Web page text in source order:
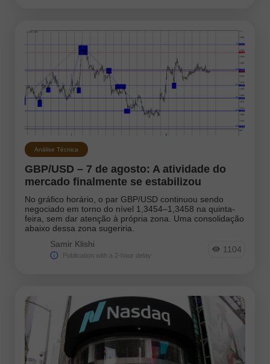
Análise Técnica
GBP/USD – 7 de agosto: A atividade do
mercado finalmente se estabilizou
No gráfico horário, o par GBP/USD continuou sendo
negociado em torno do nível 1,3454–1,3458 na quinta-
feira, sem dar atenção à própria zona. Uma consolidação
abaixo dessa zona sugeriria.
Samir Klishi
Publication with a 2-hour delay
1104